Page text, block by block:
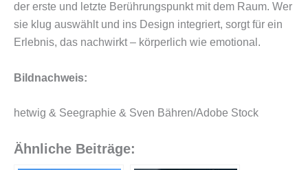
der erste und letzte Berührungspunkt mit dem Raum. Wer
sie klug auswählt und ins Design integriert, sorgt für ein
Erlebnis, das nachwirkt – körperlich wie emotional.
Bildnachweis:
hetwig & Seegraphie & Sven Bähren/Adobe Stock
Ähnliche Beiträge: